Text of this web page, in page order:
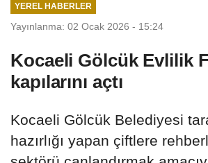
YEREL HABERLER
Yayınlanma: 02 Ocak 2026 - 15:24
Kocaeli Gölcük Evlilik
kapılarını açtı
Kocaeli Gölcük Belediyesi
hazırlığı yapan çiftlere